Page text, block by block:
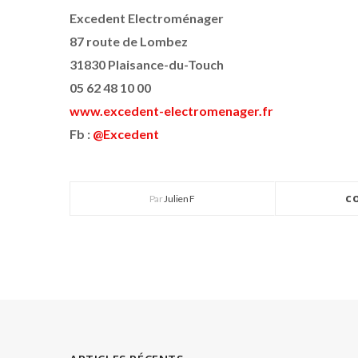
Excedent Electroménager
87 route de Lombez
31830 Plaisance-du-Touch
05 62 48 10 00
www.excedent-electromenager.fr
Fb : @Excedent
ParJulien F